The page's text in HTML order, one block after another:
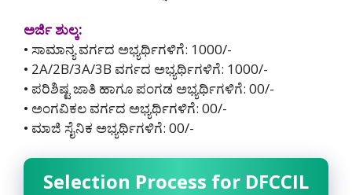
ಅರ್ಜಿ ಶುಲ್ಕ:
• ಸಾಮಾನ್ಯ ವರ್ಗದ ಅಭ್ಯರ್ಥಿಗಳಿಗೆ: 1000/-
• 2A/2B/3A/3B ವರ್ಗದ ಅಭ್ಯರ್ಥಿಗಳಿಗೆ: 1000/-
• ಪರಿಶಿಷ್ಟ ಜಾತಿ ಹಾಗೂ ಪಂಗಡ ಅಭ್ಯರ್ಥಿಗಳಿಗೆ: 00/-
• ಅಂಗವಿಕಲ ವರ್ಗದ ಅಭ್ಯರ್ಥಿಗಳಿಗೆ: 00/-
• ಮಾಜಿ ಸೈನಿಕ ಅಭ್ಯರ್ಥಿಗಳಿಗೆ: 00/-
Selection Process for DFCCIL